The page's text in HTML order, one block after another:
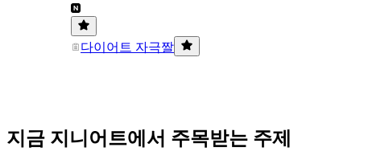
다이어트 자극짤
지금 지니어트에서 주목받는 주제